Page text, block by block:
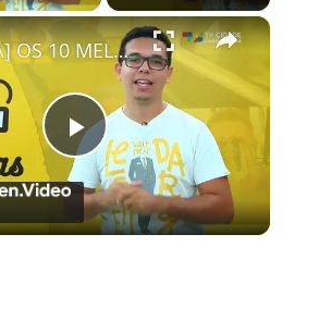
×
Play
Video
[LISTA] OS 10 MELHORES FILMES ORIGINAIS NETFLIX | #PipocasIndica